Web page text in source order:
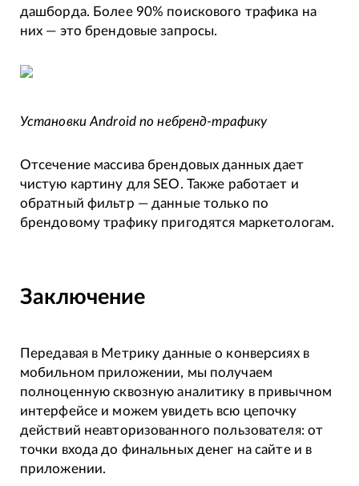
дашборда. Более 90% поискового трафика на
них — это брендовые запросы.
Установки Android по небренд-трафику
Отсечение массива брендовых данных дает
чистую картину для SEO. Также работает и
обратный фильтр — данные только по
брендовому трафику пригодятся маркетологам.
Заключение
Передавая в Метрику данные о конверсиях в
мобильном приложении, мы получаем
полноценную сквозную аналитику в привычном
интерфейсе и можем увидеть всю цепочку
действий неавторизованного пользователя: от
точки входа до финальных денег на сайте и в
приложении.